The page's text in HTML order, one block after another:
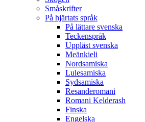
Småskrifter
På hjärtats språk
På lättare svenska
Teckenspråk
Uppläst svenska
Meänkieli
Nordsamiska
Lulesamiska
Sydsamiska
Resanderomani
Romani Kelderash
Finska
Engelska